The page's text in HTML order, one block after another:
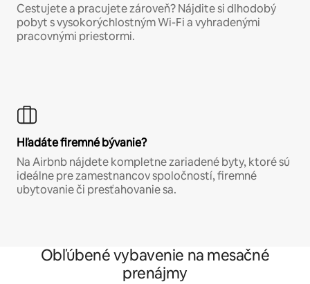
Cestujete a pracujete zároveň? Nájdite si dlhodobý
pobyt s vysokorýchlostným Wi-Fi a vyhradenými
pracovnými priestormi.
Hľadáte firemné bývanie?
Na Airbnb nájdete kompletne zariadené byty, ktoré sú
ideálne pre zamestnancov spoločností, firemné
ubytovanie či presťahovanie sa.
Obľúbené vybavenie na mesačné
prenájmy